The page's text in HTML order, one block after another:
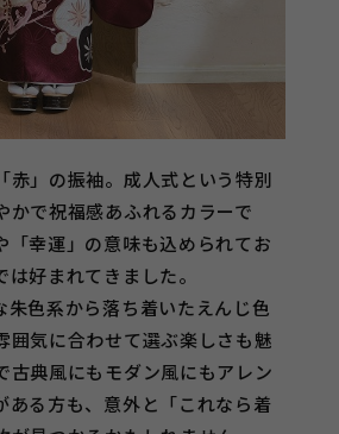
赤」の振袖。成人式という特別
かで祝福感あふれるカラーで
「幸運」の意味も込められてお
好まれてきました。
朱色系から落ち着いたえんじ色
囲気に合わせて選ぶ楽しさも魅
古典風にもモダン風にもアレン
ある方も、意外と「これなら着